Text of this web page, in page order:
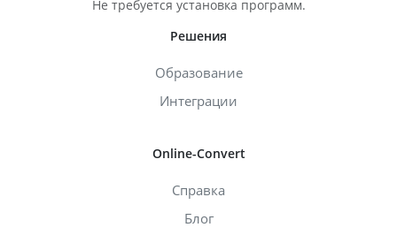
Не требуется установка программ.
Решения
Образование
Интеграции
Online-Convert
Справка
Блог